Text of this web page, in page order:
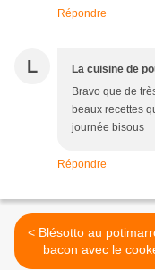
Répondre
L La cuisine de
Bravo que de
beaux recettes
journée bisous
Répondre
< Blésotto au potimarron et
bacon avec le